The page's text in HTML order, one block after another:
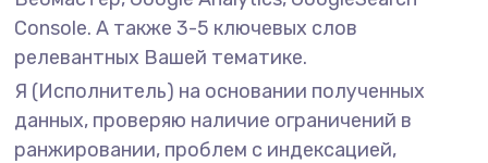
Console. А также 3-5 ключевых слов
релевантных Вашей тематике.
Я (Исполнитель) на основании полученных
данных, проверяю наличие ограничений в
ранжировании, проблем с индексацией,